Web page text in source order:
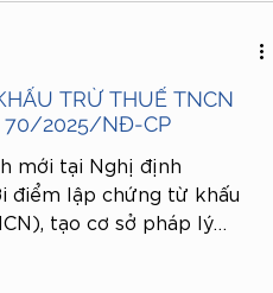
TRỪ THUẾ TNCN
70/2025/NĐ-CP
mới tại Nghị định
điểm lập chứng từ khấu
tạo cơ sở pháp lý